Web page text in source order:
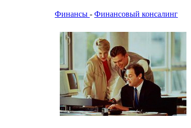
Финансы-Финансовый консалинг